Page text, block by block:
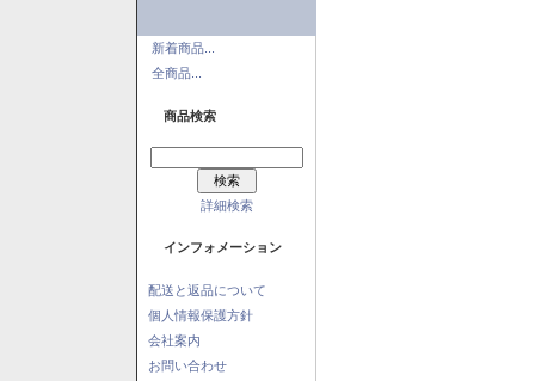
新着商品...
全商品...
商品検索
詳細検索
インフォメーション
配送と返品について
個人情報保護方針
会社案内
お問い合わせ